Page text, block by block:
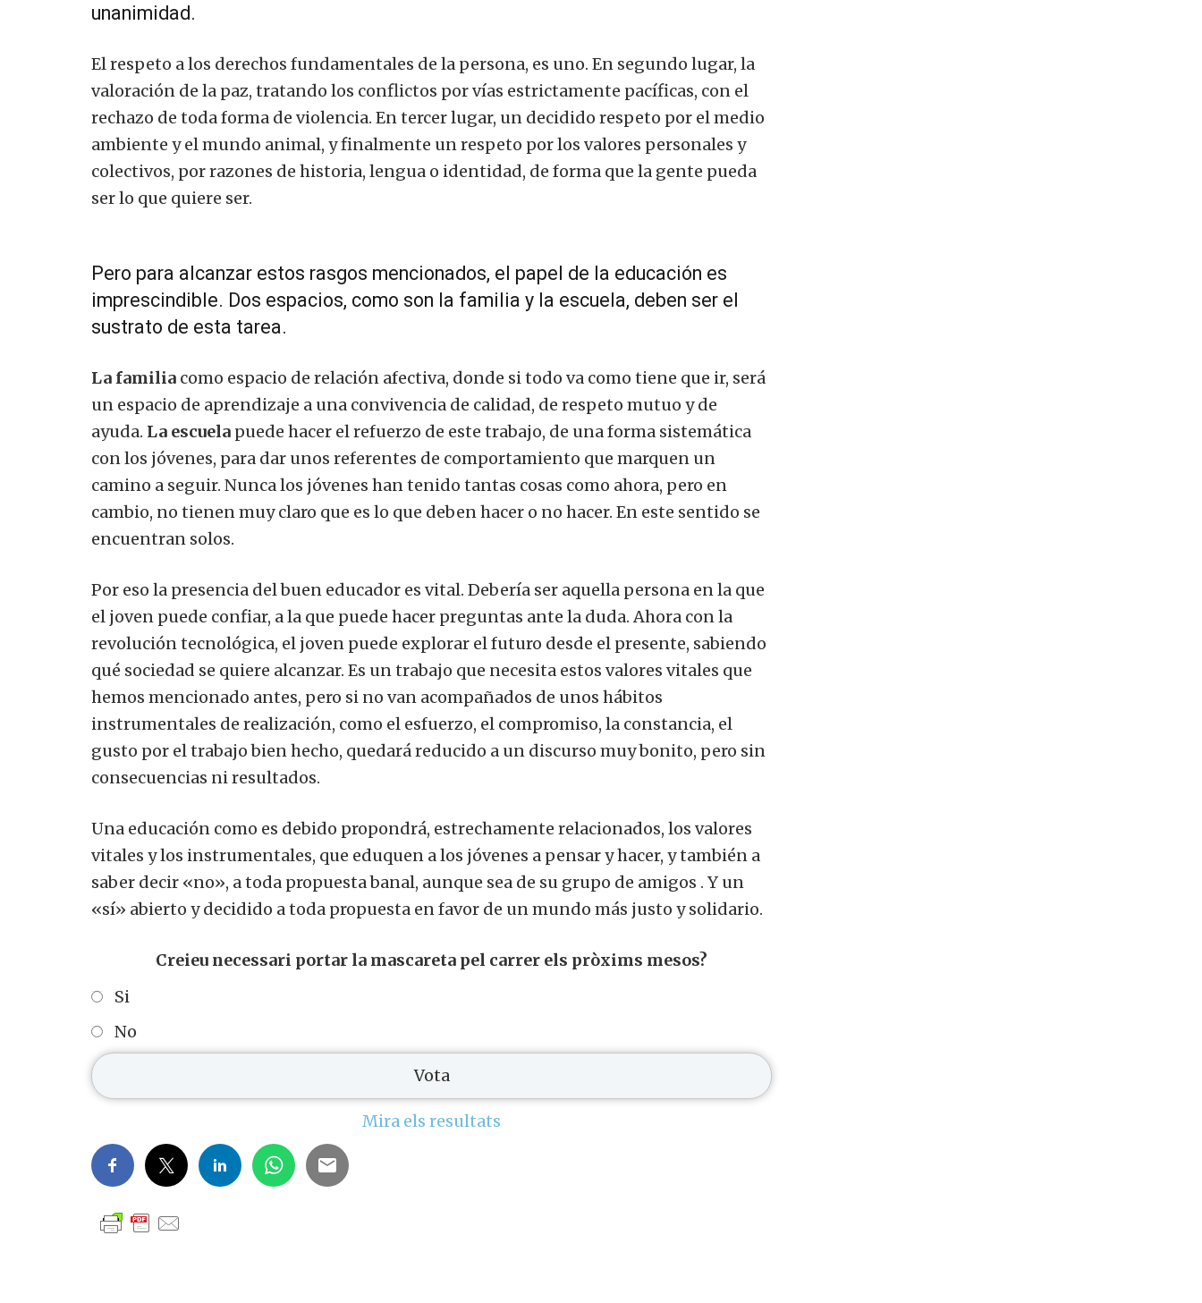
unanimidad.
El respeto a los derechos fundamentales de la persona, es uno. En segundo lugar, la
valoración de la paz, tratando los conflictos por vías estrictamente pacíficas, con el
rechazo de toda forma de violencia. En tercer lugar, un decidido respeto por el medio
ambiente y el mundo animal, y finalmente un respeto por los valores personales y
colectivos, por razones de historia, lengua o identidad, de forma que la gente pueda
ser lo que quiere ser.
Pero para alcanzar estos rasgos mencionados, el papel de la educación es
imprescindible. Dos espacios, como son la familia y la escuela, deben ser el
sustrato de esta tarea.
La familia como espacio de relación afectiva, donde si todo va como tiene que ir, será
un espacio de aprendizaje a una convivencia de calidad, de respeto mutuo y de
ayuda. La escuela puede hacer el refuerzo de este trabajo, de una forma sistemática
con los jóvenes, para dar unos referentes de comportamiento que marquen un
camino a seguir. Nunca los jóvenes han tenido tantas cosas como ahora, pero en
cambio, no tienen muy claro que es lo que deben hacer o no hacer. En este sentido se
encuentran solos.
Por eso la presencia del buen educador es vital. Debería ser aquella persona en la que
el joven puede confiar, a la que puede hacer preguntas ante la duda. Ahora con la
revolución tecnológica, el joven puede explorar el futuro desde el presente, sabiendo
qué sociedad se quiere alcanzar. Es un trabajo que necesita estos valores vitales que
hemos mencionado antes, pero si no van acompañados de unos hábitos
instrumentales de realización, como el esfuerzo, el compromiso, la constancia, el
gusto por el trabajo bien hecho, quedará reducido a un discurso muy bonito, pero sin
consecuencias ni resultados.
Una educación como es debido propondrá, estrechamente relacionados, los valores
vitales y los instrumentales, que eduquen a los jóvenes a pensar y hacer, y también a
saber decir «no», a toda propuesta banal, aunque sea de su grupo de amigos . Y un
«sí» abierto y decidido a toda propuesta en favor de un mundo más justo y solidario.
Creieu necessari portar la mascareta pel carrer els pròxims mesos?
Si
No
Mira els resultats